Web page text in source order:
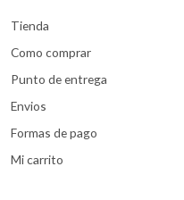
Tienda
Como comprar
Punto de entrega
Envios
Formas de pago
Mi carrito